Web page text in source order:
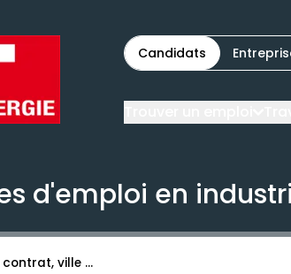
Candidats
d'emploi en
l’élément pour lancer